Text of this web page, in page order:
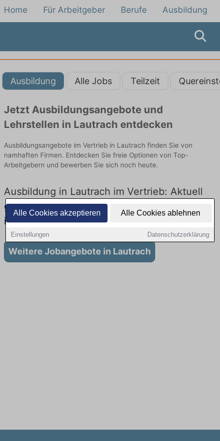
Alle Cookies akzeptieren Alle Cookies ablehnen
Einstellungen Datenschutzerklärung
Home Für Arbeitgeber Berufe Ausbildung
Ausbildung Alle Jobs Teilzeit
Jetzt Ausbildungsangebote und
Lehrstellen in Lautrach entdecken
Ausbildungsangebote im Vertrieb in Lautrach finden Sie von
namhaften Firmen. Entdecken Sie freie Optionen von Top-
Arbeitgebern und bewerben Sie sich noch heute.
Ausbildung in Lautrach im Vertrieb: Aktuell
gibt es keine Stellenangebote für Ausbildung
in Lautrach
Weitere Jobangebote in Lautrach